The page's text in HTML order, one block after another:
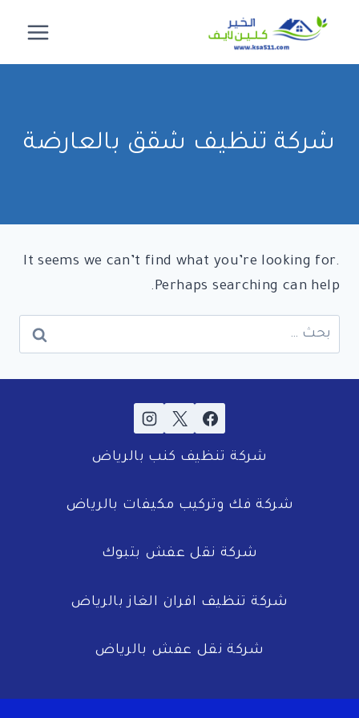
المحتوى
شركة تنظيف شقق بالعارضة
It seems we can’t find what you’re looking for.
Perhaps searching can help.
البحث
عن:
شركة تنظيف كنب بالرياض
شركة فك وتركيب مكيفات بالرياض
شركة نقل عفش بتبوك
شركة تنظيف افران الغاز بالرياض
شركة نقل عفش بالرياض